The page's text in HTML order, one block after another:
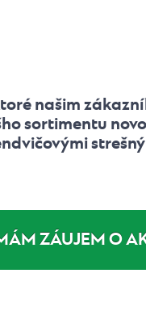
našim
sortimentu
ZÁUJEM O